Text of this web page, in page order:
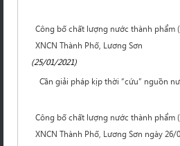
Công bố chất lượng nước thành phẩm
XNCN Thành Phố, Lương Sơn
(25/01/2021)
Cần giải pháp kịp thời “cứu” nguồn
Công bố chất lượng nước thành phẩm
XNCN Thành Phố, Lương Sơn ngày 26/